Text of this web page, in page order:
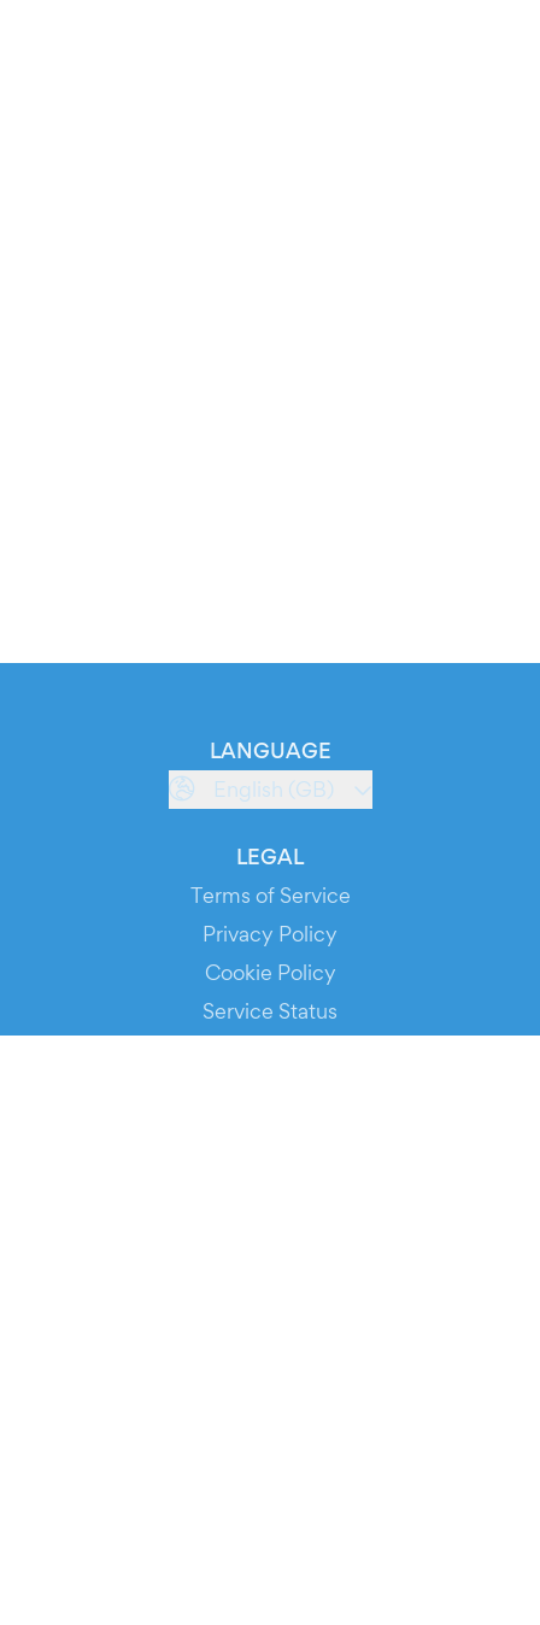
LANGUAGE
English (GB)
LEGAL
Terms of Service
Privacy Policy
Cookie Policy
Service Status